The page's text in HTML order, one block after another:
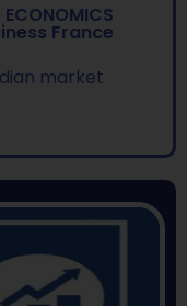
France
market